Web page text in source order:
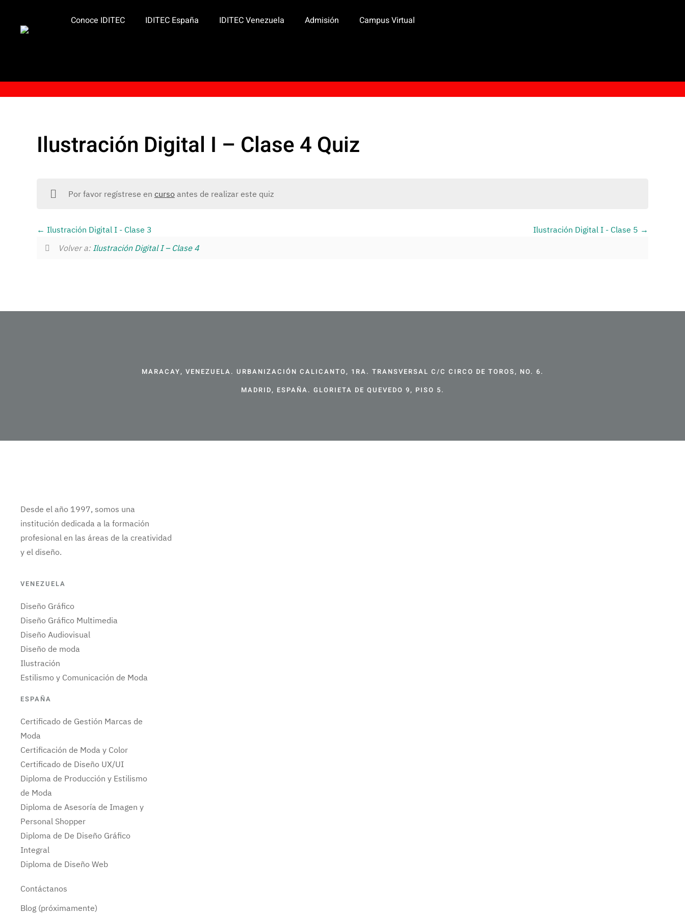
Conoce IDITEC IDITEC España IDITEC Venezuela Admisión Campus Virtual
Ilustración Digital I – Clase 4 Quiz
Por favor regístrese en cursoantes de realizar este quiz
Ilustración Digital I - Clase 3
Ilustración Digital I - Clase 5
Volver a: Ilustración Digital I – Clase 4
MARACAY, VENEZUELA. URBANIZACIÓN CALICANTO, 1RA. TRANSVERSAL C/C CIRCO DE TOROS, NO. 6.
MADRID, ESPAÑA. GLORIETA DE QUEVEDO 9, PISO 5.
Desde el año 1997, somos una
institución dedicada a la formación
profesional en las áreas de la creatividad
y el diseño.
VENEZUELA
Diseño Gráfico
Diseño Gráfico Multimedia
Diseño Audiovisual
Diseño de moda
Ilustración
Estilismo y Comunicación de Moda
ESPAÑA
Certificado de Gestión Marcas de
Moda
Certificación de Moda y Color
Certificado de Diseño UX/UI
Diploma de Producción y Estilismo
de Moda
Diploma de Asesoría de Imagen y
Personal Shopper
Diploma de De Diseño Gráfico
Integral
Diploma de Diseño Web
Contáctanos
Blog (próximamente)